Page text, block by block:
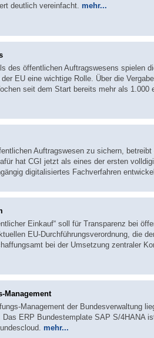
deutlich vereinfacht. mehr...
des öffentlichen Auftragswesens spielen
EU eine wichtige Rolle. Über die
seit dem Start bereits mehr als 1.000
Auftragswesen zu sichern, betreibt
hat CGI jetzt als eines der ersten
digitalisiertes Fachverfahren
Einkauf“ soll für Transparenz bei
EU-Durchführungsverordnung, die
bei der Umsetzung zentraler
Management
Management der Bundesverwaltung
ERP Bundestemplate SAP S/4HANA
mehr...